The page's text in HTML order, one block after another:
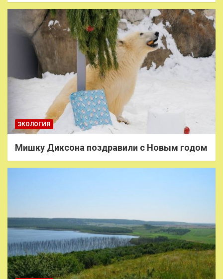
ЭКОЛОГИЯ
Мишку Диксона поздравили с Новым годом